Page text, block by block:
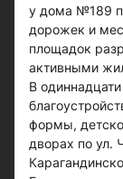
у дома №189
дорожек и
площадок
активными
В
формы,
дворах по ул.